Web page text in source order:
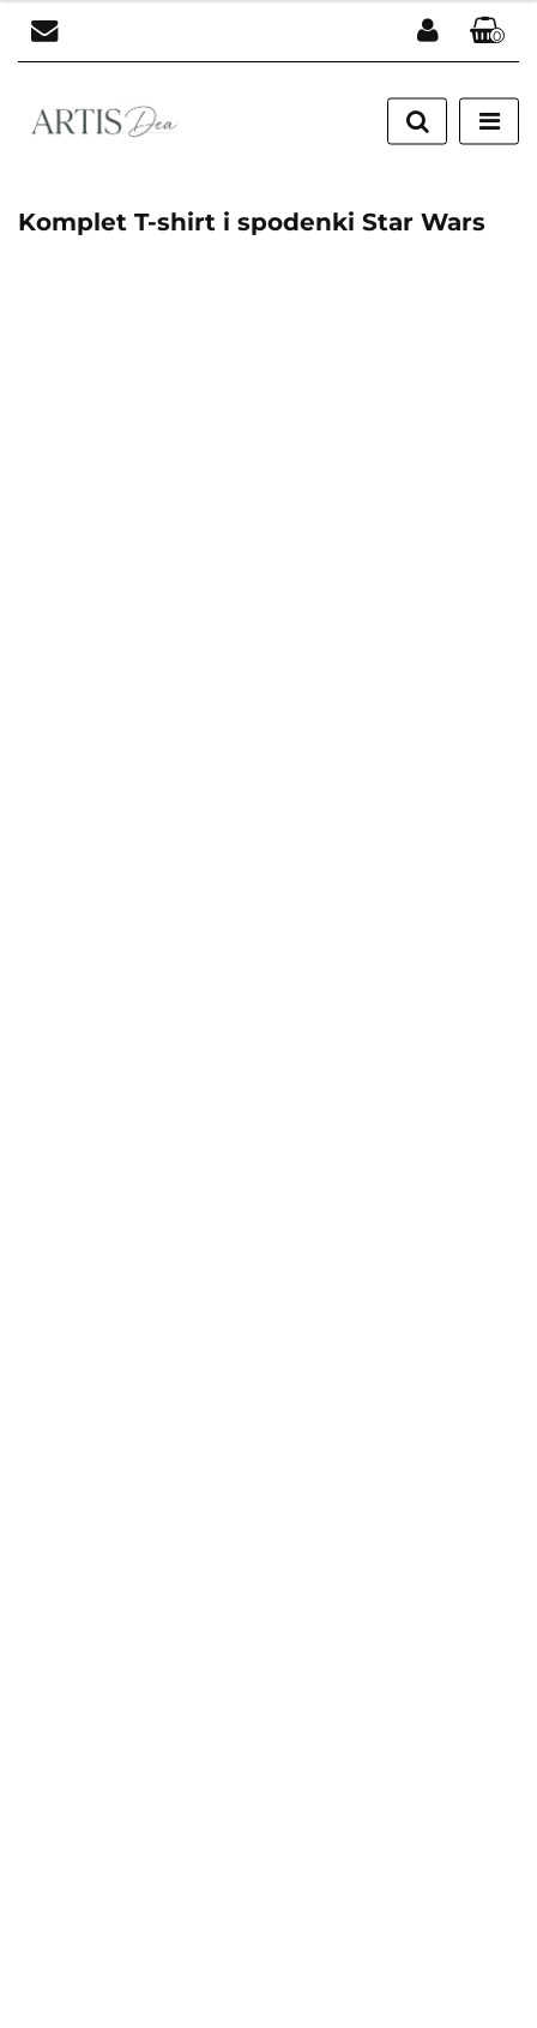
Zaloguj się
Zarejestruj się
0
Komplet T-shirt i spodenki Star Wars